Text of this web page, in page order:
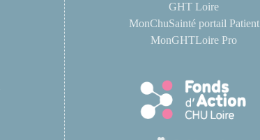
GHT Loire
MonChuSainté portail Patient
MonGHTLoire Pro